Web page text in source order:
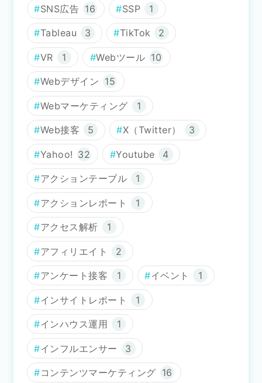
SNS広告 16 SSP 1
Tableau 3 TikTok 2
VR 1 Webツール 10
Webデザイン 15
Webマーケティング 1
Web接客 5 X（Twitter） 3
Yahoo! 32 Youtube 4
アクションテーブル 1
アクションレポート 1
アクセス解析 1
アフィリエイト 2
アンケート接客 1 イベント 1
インサイトレポート 1
インハウス運用 1
インフルエンサー 3
コンテンツマーケティング 16